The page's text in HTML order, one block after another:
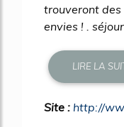
trouveront
envies ! .
LIRE LA
Site : http://